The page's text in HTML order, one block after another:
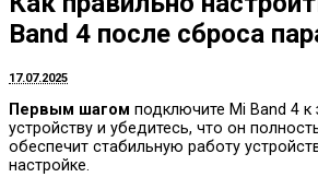
Band 4 после сброса
17.07.2025
Первым шагом подключите Mi Band 4 к
устройству и убедитесь, что он
обеспечит стабильную работу
настройке.